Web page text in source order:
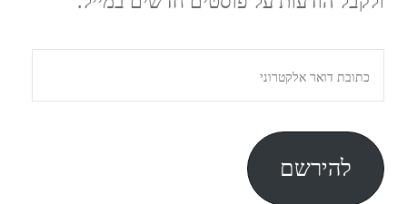
דואר
אלקטרוני
להירשם